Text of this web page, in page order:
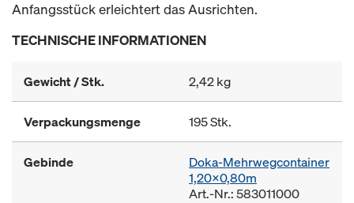
Anfangsstück erleichtert das Ausrichten.
TECHNISCHE INFORMATIONEN
Gewicht / Stk. 2,42 kg
Verpackungsmenge 195 Stk.
Gebinde
Doka-Mehrwegcontainer
1,20x0,80m
Art.-Nr.: 583011000